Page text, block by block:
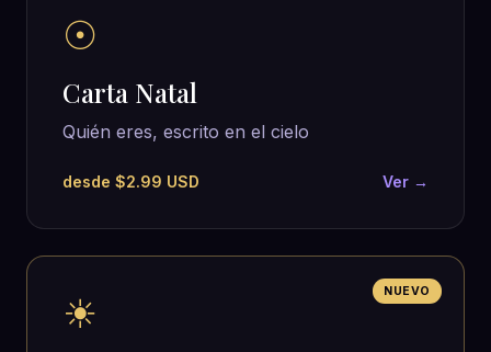
☉
Carta Natal
Quién eres, escrito en el cielo
desde $2.99 USD Ver →
NUEVO
☀